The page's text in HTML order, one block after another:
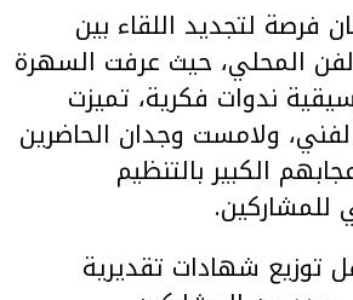
فرصة لتجديد اللقاء بين
المحلي، حيث عرفت السهرة
ندوات فكرية، تميزت
ولامست وجدان الحاضرين
الكبير بالتنظيم
للمشاركين.
توزيع شهادات تقديرية